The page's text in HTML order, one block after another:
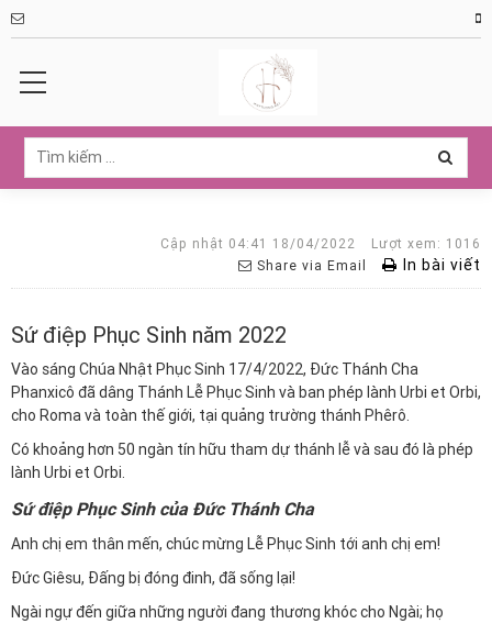
Cập nhật 04:41 18/04/2022
Lượt xem: 1016
Share via Email
In bài viết
Sứ điệp Phục Sinh năm 2022
Vào sáng Chúa Nhật Phục Sinh 17/4/2022, Đức Thánh Cha
Phanxicô đã dâng Thánh Lễ Phục Sinh và ban phép lành Urbi et Orbi,
cho Roma và toàn thế giới, tại quảng trường thánh Phêrô.
Có khoảng hơn 50 ngàn tín hữu tham dự thánh lễ và sau đó là phép
lành Urbi et Orbi.
Sứ điệp Phục Sinh của Đức Thánh Cha
Anh chị em thân mến, chúc mừng Lễ Phục Sinh tới anh chị em!
Đức Giêsu, Đấng bị đóng đinh, đã sống lại!
Ngài ngự đến giữa những người đang thương khóc cho Ngài; họ